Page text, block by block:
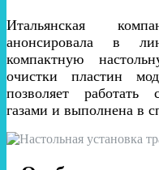
Итальянская
анонсировала в
компактную
очистки пластин
позволяет работать
газами и выполнена в